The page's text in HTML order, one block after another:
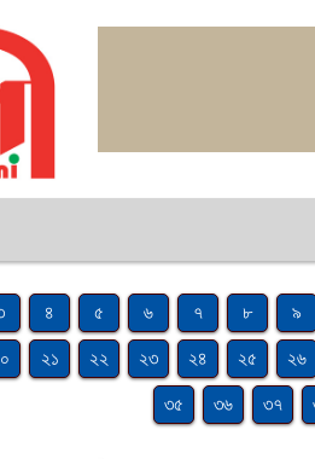
৪ ৫ ৬ ৭ ৮ ৯
২১ ২২ ২৩ ২৪ ২৫ ২৬
৩৫ ৩৬ ৩৭